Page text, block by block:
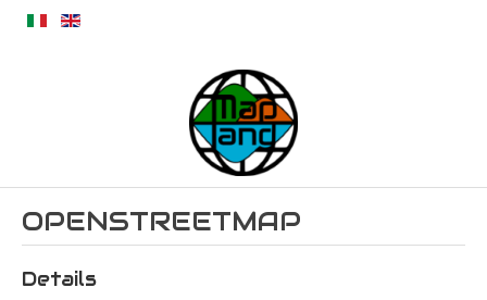
OPENSTREETMAP
Details